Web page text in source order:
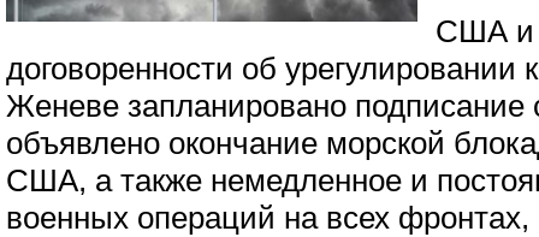
США и
договоренности об
Женеве запланировано
объявлено окончание морской
США, а также немедленное и
военных операций на всех